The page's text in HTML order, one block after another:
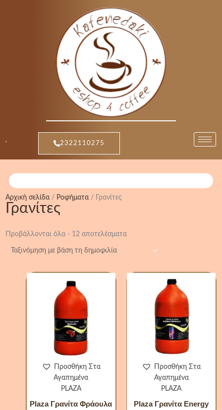
2322110275
Αρχική σελίδα/ Ροφήματα/ Γρανίτες
Γρανίτες
Προβάλλονται όλα - 12 αποτελέσματα
by
popularity
Προσθήκη Στα
Αγαπημένα
PLAZA
Plaza Γρανίτα Φράουλα
Plaza
5kg
|
Επαγγελματικό
για
Γρανιτομηχανή
ποσότητα
Προσθήκη Στα
Αγαπημένα
PLAZA
Plaza Γρανίτα Energy
Plaza
5kg
(Τύπου
Redbull)
|
ποσότητα